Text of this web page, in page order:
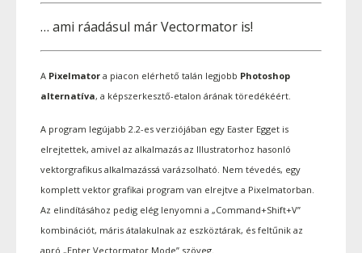
… ami ráadásul már Vectormator is!
A Pixelmator a piacon elérhető talán legjobb Photoshop
alternatíva, a képszerkesztő-etalon árának töredékéért.
A program legújabb 2.2-es verziójában egy Easter Egget is
elrejtettek, amivel az alkalmazás az Illustratorhoz hasonló
vektorgrafikus alkalmazássá varázsolható. Nem tévedés, egy
komplett vektor grafikai program van elrejtve a Pixelmatorban.
Az elindításához pedig elég lenyomni a „Command+Shift+V”
kombinációt, máris átalakulnak az eszköztárak, és feltűnik az
apró „Enter Vectormator Mode” szöveg.